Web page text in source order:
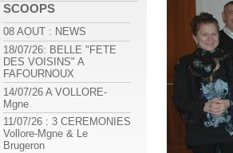
SCOOPS
08 AOUT : NEWS
18/07/26: BELLE "FETE
DES VOISINS" A
FAFOURNOUX
14/07/26 A VOLLORE-
Mgne
11/07/26 : 3 CEREMONIES
Vollore-Mgne & Le
Brugeron